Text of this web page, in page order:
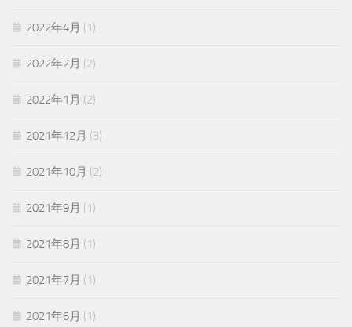
2022年4月 (1)
2022年2月 (2)
2022年1月 (2)
2021年12月 (3)
2021年10月 (2)
2021年9月 (1)
2021年8月 (1)
2021年7月 (1)
2021年6月 (1)